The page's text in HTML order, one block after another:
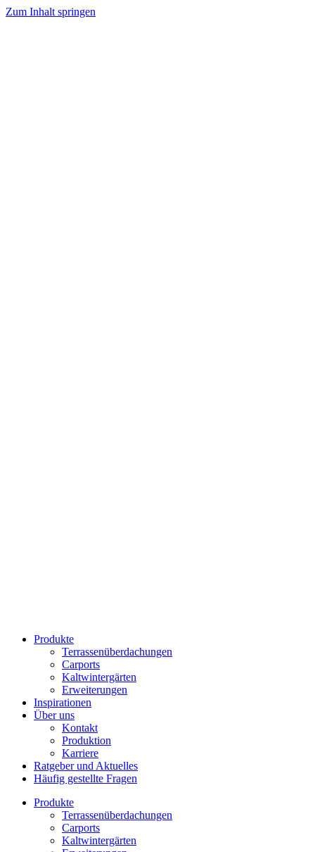
Zum Inhalt springen
Produkte
Terrassenüberdachungen
Carports
Kaltwintergärten
Erweiterungen
Inspirationen
Über uns
Kontakt
Produktion
Karriere
Ratgeber und Aktuelles
Häufig gestellte Fragen
Produkte
Terrassenüberdachungen
Carports
Kaltwintergärten